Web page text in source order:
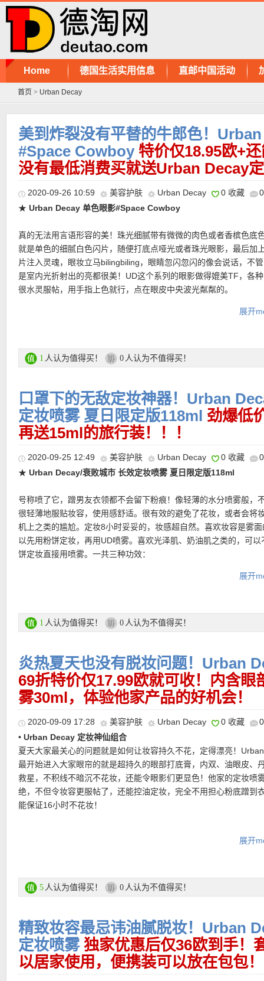
Home 德国生活实用信息 直邮中国活动
首页 > Urban Decay
美到炸裂没有平替的牛郎色！
#Space Cowboy 特价仅18.95欧+
没有最低消费买就送Urban Decay
2020-09-26 10:59 美容护肤 Urban Decay 0 收藏
★ Urban Decay 单色眼影#Space Cowboy
真的无法用言语形容的美！珠光细腻带有微微的肉色或者香槟色底
就是单色的细腻白色闪片，随便打底点哑光或者珠光眼影，最后加
片注入灵魂，眼妆立马bilingbiling，眼睛忽闪忽闪的像会说话，不
是室内光折射出的亮都很美！UD这个系列的眼影做得媲美TF，各
很水灵服帖，用手指上色就行，点在眼皮中央波光粼粼的。
更多Urban Decay产品购买直达链接见此
★ 输入优惠码：WIEDERDA，满69欧享88折优惠！
★折上78折优惠码：MAFCNGW22 ，最低消费199欧
★折上85折优惠码：MAFCNGW15，最低消费79欧
★ 每单赠送两个赠品小样，自动放入购物车！！！
提醒一下，购物车里不要同时有特价和正价商品，这样会导致优惠
有时候购物车最上方会显示优惠码无效（显示错误），注意看购物
示最后的价格有折扣优惠！
★注意她家目前付款方式有所调整
Rechnung付款一样，商品寄出后会通过Email发给你Rechnung，
天内转账就行
展开
1 人认为值得买！ 0 人认为不值得买！
口罩下的无敌定妆神器！Urban
定妆喷雾 夏日限定版118ml 劲爆低
再送15ml的旅行装！！！
2020-09-25 12:49 美容护肤 Urban Decay 0 收藏
★ Urban Decay/衰败城市 长效定妆喷雾 夏日限定版118ml
号称喷了它，蹭男友衣领都不会留下粉痕！像轻薄的水分喷雾般，
很轻薄地服贴妆容，使用感舒适。很有效的避免了花妆，或者会将
机上之类的尴尬。定妆8小时妥妥的，妆感超自然。喜欢妆容是雾
以先用粉饼定妆，再用UD喷雾。喜欢光泽肌、奶油肌之类的，可以
饼定妆直接用喷雾。一共三种功效：
All-Nighter – 普通款，也是最受欢迎的款，对应原来的紫盖喷雾，
Chill – 清凉感，喷上脸会感觉凉凉的，天热的时候可用。
长效定妆喷雾 购买链接见此
更多Urban Decay产品直达链接见此
HIFALL ，满59欧正价产品享7折优惠！特价产品9
展开
1 人认为值得买！ 0 人认为不值得买！
炎热夏天也没有脱妆问题！Urban
69折特价仅17.99欧就可收！内含眼
雾30ml，体验他家产品的好机会！
2020-09-09 17:28 美容护肤 Urban Decay 0 收藏
• Urban Decay 定妆神仙组合
夏天大家最关心的问题就是如何让妆容持久不花，定得漂亮！
最开始进入大家眼帘的就是超持久的眼部打底膏，内双、油眼皮、
救星，不积线不暗沉不花妆，还能令眼影们更显色！他家的定妆喷
绝，不但令妆容更服帖了，还能控油定妆，完全不用担心粉底蹭到
能保证16小时不花妆！
购买链接在此
★折扣优惠码（仅限正价商品有效，无最低消费）点此查看
展开
5 人认为值得买！ 0 人认为不值得买！
精致妆容最忌讳油腻脱妆！Urban
定妆喷雾 独家优惠后仅36欧到手！
以居家使用，便携装可以放在包包！